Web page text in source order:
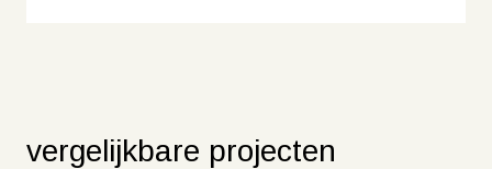
vergelijkbare projecten